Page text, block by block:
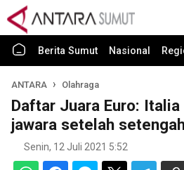
Berita Sumut Nasional
ANTARA Olahraga
Daftar Juara Euro:
jawara setelah
Senin, 12 Juli 2021 5:52